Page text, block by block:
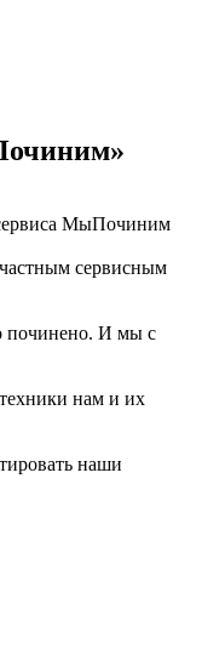
сервиса МыПочиним
сервисным
починено. И мы с
нам и их
наши